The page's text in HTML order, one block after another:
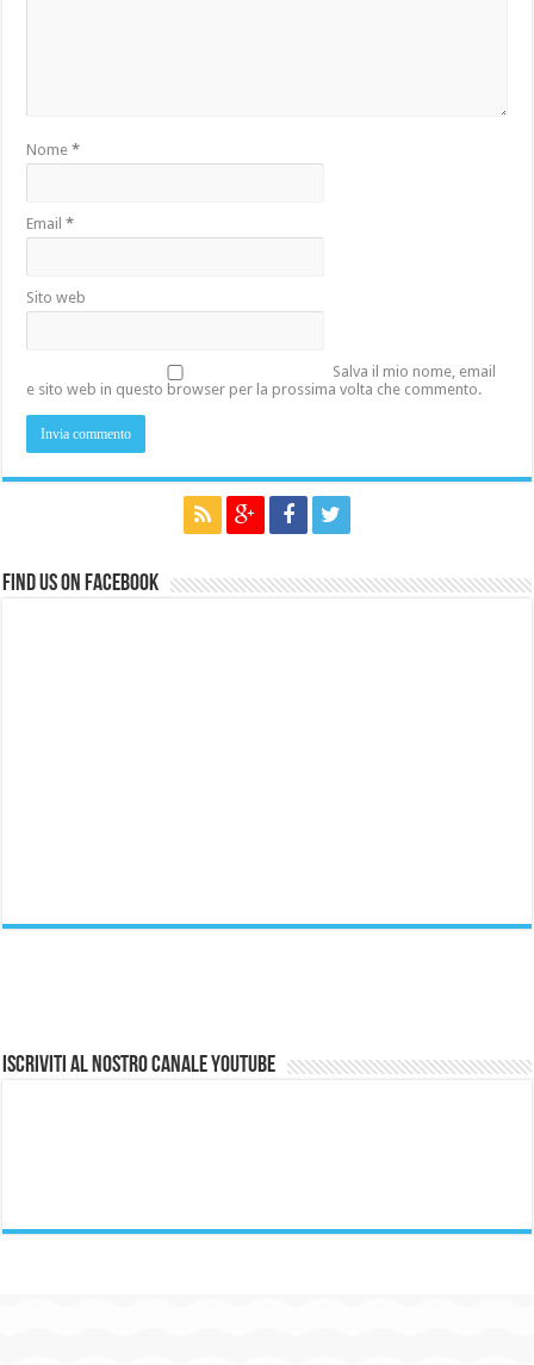
Nome*
Email*
Sito web
Salva il mio nome, email
e sito web in questo browser per la prossima volta che commento.
Find us on Facebook
Iscriviti al nostro canale Youtube